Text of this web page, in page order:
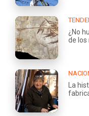
¿No
de
La